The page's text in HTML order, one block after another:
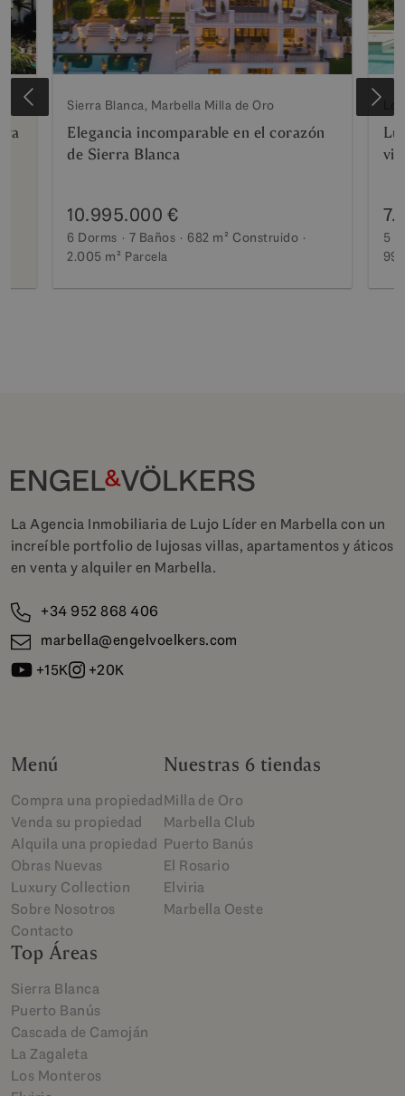
Sierra Blanca, Marbella Milla de Oro
Elegancia incomparable en el corazón
de Sierra Blanca
10.995.000 €
6 Dorms 7 Baños 682 m² Construido
2.005 m² Parcela
5
La Agencia Inmobiliaria de Lujo Líder en Marbella con un
increíble portfolio de lujosas villas, apartamentos y áticos
en venta y alquiler en Marbella.
+34 952 868 406
marbella@engelvoelkers.com
+15K
+20K
Menú
Compra una propiedad
Venda su propiedad
Alquila una propiedad
Obras Nuevas
Luxury Collection
Sobre Nosotros
Contacto
Nuestras 6 tiendas
Milla de Oro
Marbella Club
Puerto Banús
El Rosario
Elviria
Marbella Oeste
Top Áreas
Sierra Blanca
Puerto Banús
Cascada de Camoján
La Zagaleta
Los Monteros